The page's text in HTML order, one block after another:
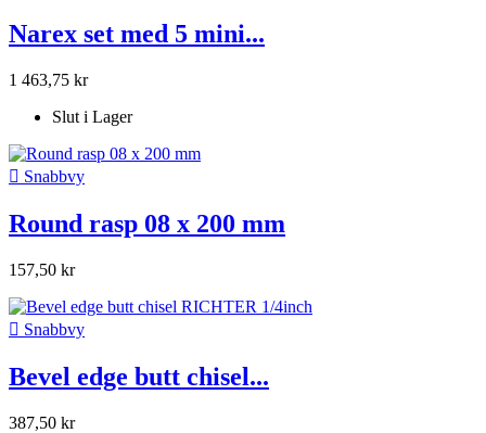
Narex set med 5 mini...
1 463,75 kr
Slut i Lager
 Snabbvy
Round rasp 08 x 200 mm
157,50 kr
 Snabbvy
Bevel edge butt chisel...
387,50 kr